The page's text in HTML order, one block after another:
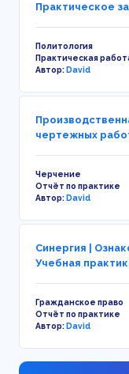
Практическое
Политология
Практическая
Автор:David
чертежных
Черчение
Отчёт по практике
Автор:David
Синергия |
Учебная
Гражданское право
Отчёт по практике
Автор:David